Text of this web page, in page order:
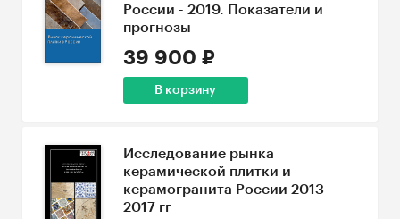
России - 2019. Показатели и
прогнозы
39 900 ₽
В корзину
Исследование рынка
керамической плитки и
керамогранита России 2013-
2017 гг